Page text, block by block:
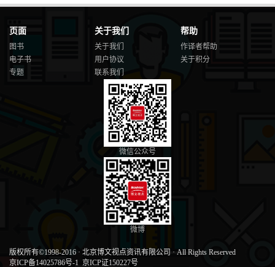
页面
图书
电子书
专题
关于我们
关于我们
用户协议
联系我们
帮助
作译者帮助
关于积分
微信公众号
微博
版权所有©1998-2016 · 北京博文视点资讯有限公司 · All Rights Reserved
京ICP备14025786号-1 京ICP证150227号